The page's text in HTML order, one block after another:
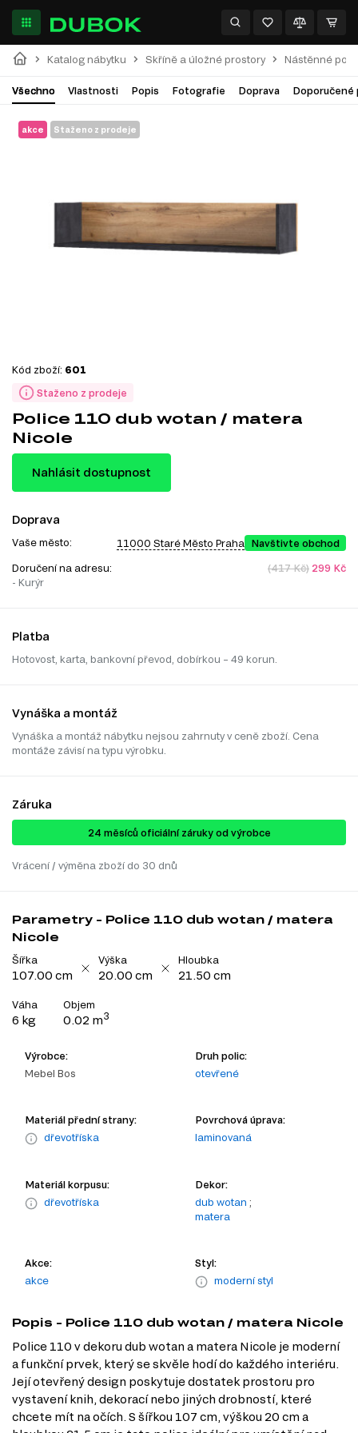
Katalog nábytku Skříně a úložné prostory Nástěnné
Všechno Vlastnosti Popis Fotografie Doprava Doporučené
akce Staženo z prodeje
Staženo z prodeje
Kód zboží: 601
Police 110 dub wotan / matera
Nicole
Nahlásit dostupnost
Doprava
Vaše město: 11000 Staré Město Praha Navštivte obchod
Doručení na adresu:
- Kurýr
(417 Kč) 299 Kč
Platba
Hotovost, karta, bankovní převod, dobírkou – 49 korun.
Vynáška a montáž
Vynáška a montáž nábytku nejsou zahrnuty v ceně zboží. Cena
montáže závisí na typu výrobku.
Záruka
24 ​​​​měsíců oficiální záruky od výrobce
Vrácení / výměna zboží do 30 dnů
Parametry - Police 110 dub wotan / matera
Nicole
Šířka
107.00 cm
Výška
20.00 cm
Hloubka
21.50 cm
Váha
6 kg
Objem
0.02 m3
Výrobce:
Mebel Bos
Druh polic:
otevřené
Materiál přední strany:
dřevotříska
Povrchová úprava:
laminovaná
Materiál korpusu:
dřevotříska
Dekor:
dub wotan ;
matera
Akce:
akce
Styl:
moderní styl
Popis - Police 110 dub wotan / matera Nicole
Police 110 v dekoru dub wotan a matera Nicole je moderní
a funkční prvek, který se skvěle hodí do každého interiéru.
Její otevřený design poskytuje dostatek prostoru pro
vystavení knih, dekorací nebo jiných drobností, které
chcete mít na očích. S šířkou 107 cm, výškou 20 cm a